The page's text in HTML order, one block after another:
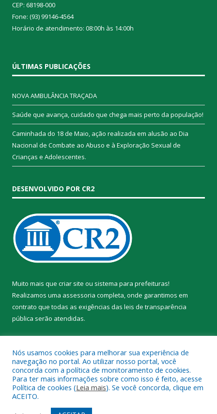
CEP: 68198-000
Fone: (93) 99146-4564
Horário de atendimento: 08:00h às 14:00h
ÚLTIMAS PUBLICAÇÕES
NOVA AMBULÂNCIA TRAÇADA
Saúde que avança, cuidado que chega mais perto da população!
Caminhada do 18 de Maio, ação realizada em alusão ao Dia
Nacional de Combate ao Abuso e à Exploração Sexual de
Crianças e Adolescentes.
DESENVOLVIDO POR CR2
Muito mais que criar site ou sistema para prefeituras!
Realizamos uma assessoria completa, onde garantimos em
contrato que todas as exigências das leis de transparência
pública serão atendidas.
Todos os direitos reservados a Prefeitura Municipal de Trairão.
Nós usamos cookies para melhorar sua experiência de
navegação no portal. Ao utilizar nosso portal, você
concorda com a política de monitoramento de cookies.
Para ter mais informações sobre como isso é feito, acesse
Política de cookies (Leia mais). Se você concorda, clique em
ACEITO.